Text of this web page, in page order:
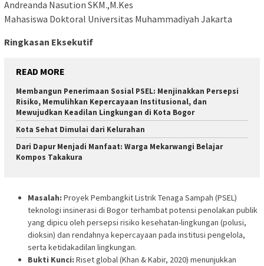
Andreanda Nasution SKM.,M.Kes
Mahasiswa Doktoral Universitas Muhammadiyah Jakarta
Ringkasan Eksekutif
READ MORE
Membangun Penerimaan Sosial PSEL: Menjinakkan Persepsi
Risiko, Memulihkan Kepercayaan Institusional, dan
Mewujudkan Keadilan Lingkungan di Kota Bogor
Kota Sehat Dimulai dari Kelurahan
Dari Dapur Menjadi Manfaat: Warga Mekarwangi Belajar
Kompos Takakura
Masalah: Proyek Pembangkit Listrik Tenaga Sampah (PSEL)
teknologi insinerasi di Bogor terhambat potensi penolakan publik
yang dipicu oleh persepsi risiko kesehatan-lingkungan (polusi,
dioksin) dan rendahnya kepercayaan pada institusi pengelola,
serta ketidakadilan lingkungan.
Bukti Kunci: Riset global (Khan & Kabir, 2020) menunjukkan